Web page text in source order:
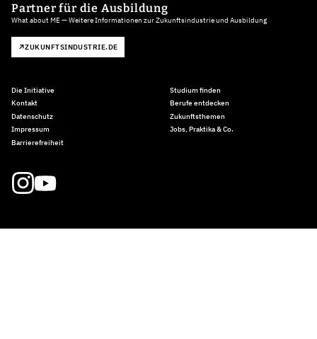
Partner für die Ausbildung
What about ME — Weitere Informationen zur Zukunftsindustrie und Ausbildung
ZUKUNFTSINDUSTRIE.DE
Die Initiative
Kontakt
Datenschutz
Impressum
Barrierefreiheit
Studium finden
Berufe entdecken
Zukunftsthemen
Jobs, Praktika & Co.